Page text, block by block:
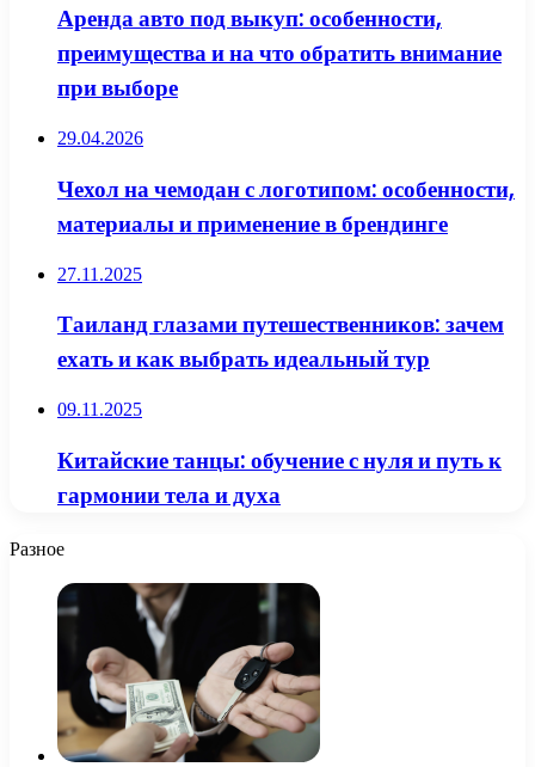
Аренда авто под выкуп: особенности,
преимущества и на что обратить внимание
при выборе
29.04.2026
Чехол на чемодан с логотипом: особенности,
материалы и применение в брендинге
27.11.2025
Таиланд глазами путешественников: зачем
ехать и как выбрать идеальный тур
09.11.2025
Китайские танцы: обучение с нуля и путь к
гармонии тела и духа
Разное